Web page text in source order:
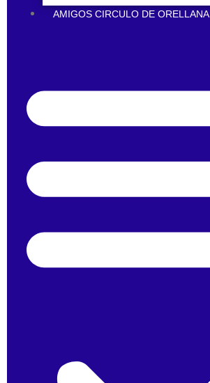
AMIGOS CIRCULO DE ORELLANA